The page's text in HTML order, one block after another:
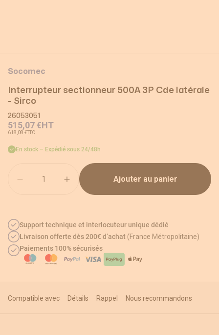
Socomec
Interrupteur sectionneur 500A 3P Cde latérale
- Sirco
26053051
515,07 €HT
618,08 €TTC
En stock – Expédié sous 24/48h
Ajouter au panier
Support technique et interlocuteur unique dédié
Livraison offerte dès 200€ d’achat (France Métropolitaine)
Paiements 100% sécurisés
Compatible avec Détails Rappel Nous recommandons